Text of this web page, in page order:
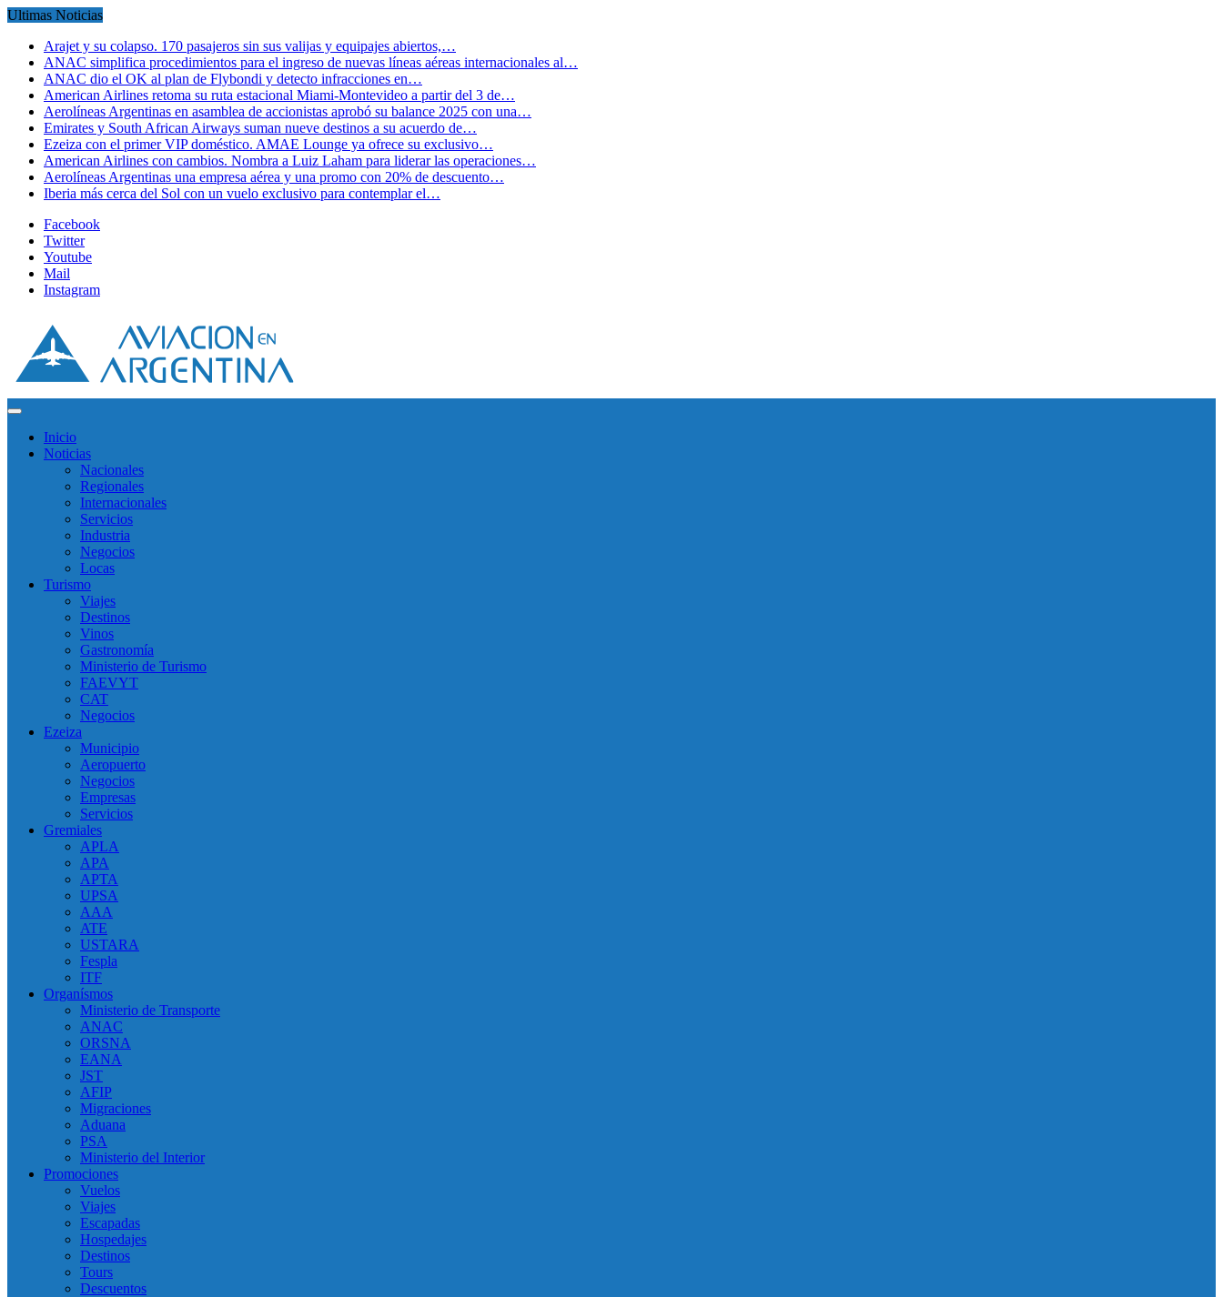
Ultimas Noticias
Arajet y su colapso. 170 pasajeros sin sus valijas y equipajes abiertos,…
ANAC simplifica procedimientos para el ingreso de nuevas líneas aéreas internacionales al…
ANAC dio el OK al plan de Flybondi y detecto infracciones en…
American Airlines retoma su ruta estacional Miami-Montevideo a partir del 3 de…
Aerolíneas Argentinas en asamblea de accionistas aprobó su balance 2025 con una…
Emirates y South African Airways suman nueve destinos a su acuerdo de…
Ezeiza con el primer VIP doméstico. AMAE Lounge ya ofrece su exclusivo…
American Airlines con cambios. Nombra a Luiz Laham para liderar las operaciones…
Aerolíneas Argentinas una empresa aérea y una promo con 20% de descuento…
Iberia más cerca del Sol con un vuelo exclusivo para contemplar el…
Facebook
Twitter
Youtube
Mail
Instagram
Inicio
Noticias
Nacionales
Regionales
Internacionales
Servicios
Industria
Negocios
Locas
Turismo
Viajes
Destinos
Vinos
Gastronomía
Ministerio de Turismo
FAEVYT
CAT
Negocios
Ezeiza
Municipio
Aeropuerto
Negocios
Empresas
Servicios
Gremiales
APLA
APA
APTA
UPSA
AAA
ATE
USTARA
Fespla
ITF
Organísmos
Ministerio de Transporte
ANAC
ORSNA
EANA
JST
AFIP
Migraciones
Aduana
PSA
Ministerio del Interior
Promociones
Vuelos
Viajes
Escapadas
Hospedajes
Destinos
Tours
Descuentos